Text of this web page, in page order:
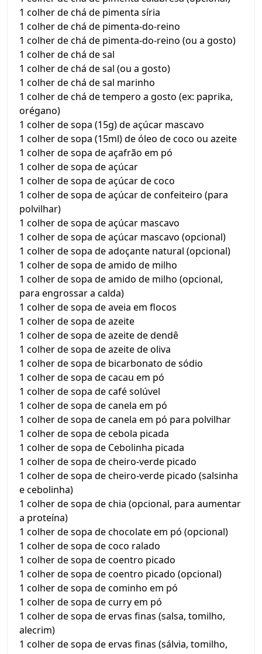
1 colher de chá de pimenta síria
1 colher de chá de pimenta-do-reino
1 colher de chá de pimenta-do-reino (ou a gosto)
1 colher de chá de sal
1 colher de chá de sal (ou a gosto)
1 colher de chá de sal marinho
1 colher de chá de tempero a gosto (ex: paprika,
orégano)
1 colher de sopa (15g) de açúcar mascavo
1 colher de sopa (15ml) de óleo de coco ou azeite
1 colher de sopa de açafrão em pó
1 colher de sopa de açúcar
1 colher de sopa de açúcar de coco
1 colher de sopa de açúcar de confeiteiro (para
polvilhar)
1 colher de sopa de açúcar mascavo
1 colher de sopa de açúcar mascavo (opcional)
1 colher de sopa de adoçante natural (opcional)
1 colher de sopa de amido de milho
1 colher de sopa de amido de milho (opcional,
para engrossar a calda)
1 colher de sopa de aveia em flocos
1 colher de sopa de azeite
1 colher de sopa de azeite de dendê
1 colher de sopa de azeite de oliva
1 colher de sopa de bicarbonato de sódio
1 colher de sopa de cacau em pó
1 colher de sopa de café solúvel
1 colher de sopa de canela em pó
1 colher de sopa de canela em pó para polvilhar
1 colher de sopa de cebola picada
1 colher de sopa de Cebolinha picada
1 colher de sopa de cheiro-verde picado
1 colher de sopa de cheiro-verde picado (salsinha
e cebolinha)
1 colher de sopa de chia (opcional, para aumentar
a proteína)
1 colher de sopa de chocolate em pó (opcional)
1 colher de sopa de coco ralado
1 colher de sopa de coentro picado
1 colher de sopa de coentro picado (opcional)
1 colher de sopa de cominho em pó
1 colher de sopa de curry em pó
1 colher de sopa de ervas finas (salsa, tomilho,
alecrim)
1 colher de sopa de ervas finas (sálvia, tomilho,